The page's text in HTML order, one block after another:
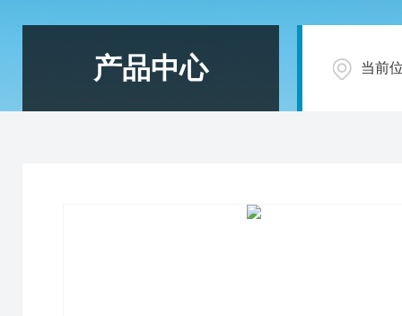
产品中心 当前